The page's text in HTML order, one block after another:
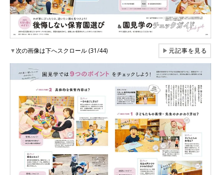
▼次の画像は下へスクロール (31/44) ▶元記事を見る